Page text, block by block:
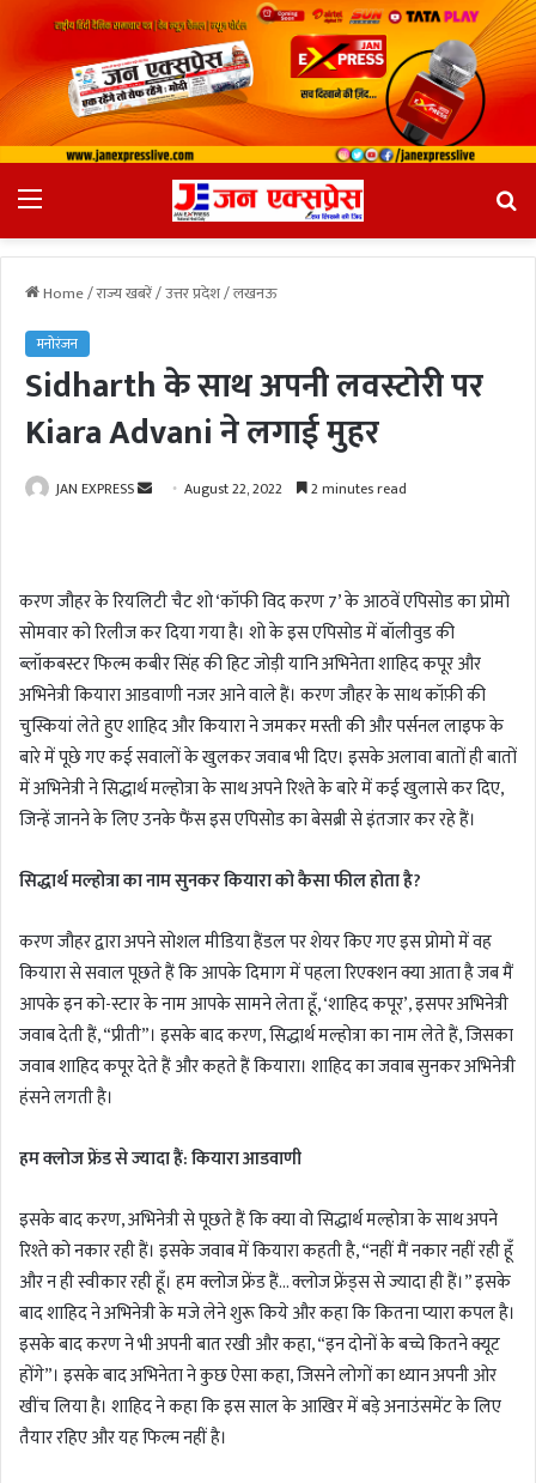
Home/राज्य खबरें/उत्तर प्रदेश/लखनऊ
मनोरंजन
Sidharth के साथ अपनी लवस्टोरी पर
Kiara Advani ने लगाई मुहर
JAN EXPRESS
a
n
e
m
a
i
l
August 22, 2022 2 minutes read
करण जौहर के रियलिटी चैट शो ‘कॉफी विद करण 7’ के आठवें एपिसोड का प्रोमो
सोमवार को रिलीज कर दिया गया है। शो के इस एपिसोड में बॉलीवुड की
ब्लॉकबस्टर फिल्म कबीर सिंह की हिट जोड़ी यानि अभिनेता शाहिद कपूर और
अभिनेत्री कियारा आडवाणी नजर आने वाले हैं। करण जौहर के साथ कॉफ़ी की
चुस्कियां लेते हुए शाहिद और कियारा ने जमकर मस्ती की और पर्सनल लाइफ के
बारे में पूछे गए कई सवालों के खुलकर जवाब भी दिए। इसके अलावा बातों ही बातों
में अभिनेत्री ने सिद्धार्थ मल्होत्रा के साथ अपने रिश्ते के बारे में कई खुलासे कर दिए,
जिन्हें जानने के लिए उनके फैंस इस एपिसोड का बेसब्री से इंतजार कर रहे हैं।
सिद्धार्थ मल्होत्रा का नाम सुनकर कियारा को कैसा फील होता है?
करण जौहर द्वारा अपने सोशल मीडिया हैंडल पर शेयर किए गए इस प्रोमो में वह
कियारा से सवाल पूछते हैं कि आपके दिमाग में पहला रिएक्शन क्या आता है जब मैं
आपके इन को-स्टार के नाम आपके सामने लेता हूँ, ‘शाहिद कपूर’, इसपर अभिनेत्री
जवाब देती हैं, “प्रीती”। इसके बाद करण, सिद्धार्थ मल्होत्रा का नाम लेते हैं, जिसका
जवाब शाहिद कपूर देते हैं और कहते हैं कियारा। शाहिद का जवाब सुनकर अभिनेत्री
हंसने लगती है।
हम क्लोज फ्रेंड से ज्यादा हैं: कियारा आडवाणी
इसके बाद करण, अभिनेत्री से पूछते हैं कि क्या वो सिद्धार्थ मल्होत्रा के साथ अपने
रिश्ते को नकार रही हैं। इसके जवाब में कियारा कहती है, “नहीं मैं नकार नहीं रही हूँ
और न ही स्वीकार रही हूँ। हम क्लोज फ्रेंड हैं… क्लोज फ्रेंड्स से ज्यादा ही हैं।” इसके
बाद शाहिद ने अभिनेत्री के मजे लेने शुरू किये और कहा कि कितना प्यारा कपल है।
इसके बाद करण ने भी अपनी बात रखी और कहा, “इन दोनों के बच्चे कितने क्यूट
होंगे”। इसके बाद अभिनेता ने कुछ ऐसा कहा, जिसने लोगों का ध्यान अपनी ओर
खींच लिया है। शाहिद ने कहा कि इस साल के आखिर में बड़े अनाउंसमेंट के लिए
तैयार रहिए और यह फिल्म नहीं है।